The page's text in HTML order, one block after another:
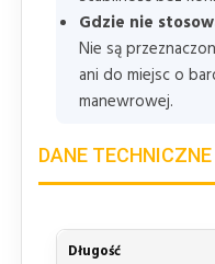
Gdzie nie
Nie są
ani do miejsc o
manewrowej.
DANE TECHNICZNE
Długość